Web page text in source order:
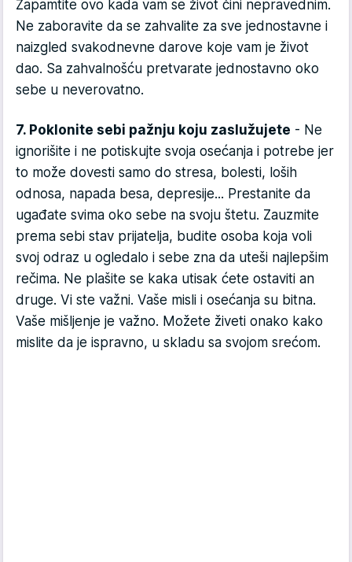
Zapamtite ovo kada vam se život čini nepravednim.
Ne zaboravite da se zahvalite za sve jednostavne i
naizgled svakodnevne darove koje vam je život
dao. Sa zahvalnošću pretvarate jednostavno oko
sebe u neverovatno.
7. Poklonite sebi pažnju koju zaslužujete - Ne
ignorišite i ne potiskujte svoja osećanja i potrebe jer
to može dovesti samo do stresa, bolesti, loših
odnosa, napada besa, depresije... Prestanite da
ugađate svima oko sebe na svoju štetu. Zauzmite
prema sebi stav prijatelja, budite osoba koja voli
svoj odraz u ogledalo i sebe zna da uteši najlepšim
rečima. Ne plašite se kaka utisak ćete ostaviti an
druge. Vi ste važni. Vaše misli i osećanja su bitna.
Vaše mišljenje je važno. Možete živeti onako kako
mislite da je ispravno, u skladu sa svojom srećom.